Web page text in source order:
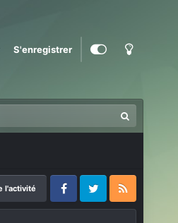
S'enregistrer
l'activité
FacebookTwitter RSS